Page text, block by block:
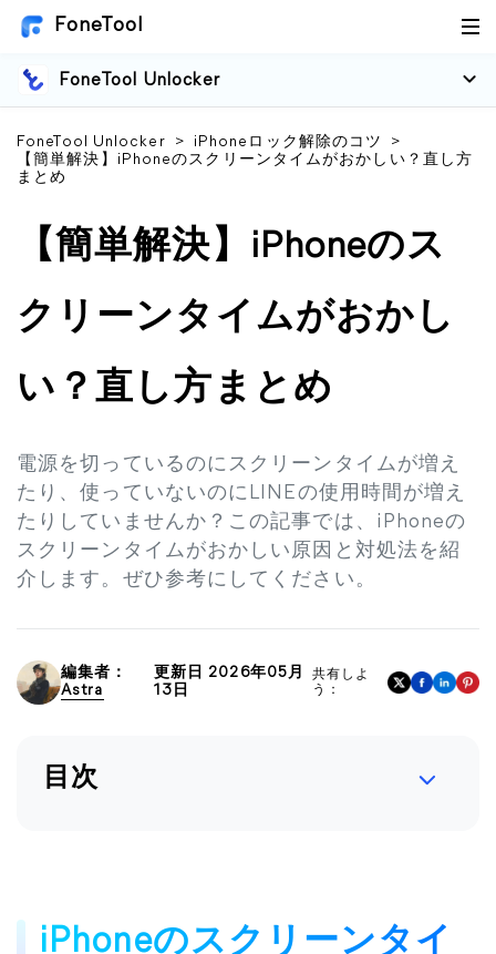
FoneTool
FoneTool Unlocker
FoneTool Unlocker > iPhoneロック解除のコツ
>
【簡単解決】iPhoneのスクリーンタイムがおかしい？直し方
まとめ
【簡単解決】iPhoneのス
クリーンタイムがおかし
い？直し方まとめ
電源を切っているのにスクリーンタイムが増え
たり、使っていないのにLINEの使用時間が増え
たりしていませんか？この記事では、iPhoneの
スクリーンタイムがおかしい原因と対処法を紹
介します。ぜひ参考にしてください。
編集者：
Astra
更新日 2026年05月
13日
共有しよ
う：
目次
iPhoneのスクリーンタイ